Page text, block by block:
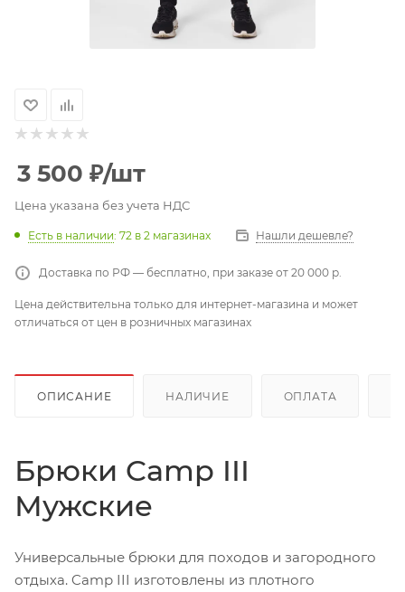
3 500 ₽/шт
Цена указана без учета НДС
Есть в наличии: 72 в 2 магазинах Нашли дешевле?
Доставка по РФ — бесплатно, при заказе от 20 000 р.
Цена действительна только для интернет-магазина и может
отличаться от цен в розничных магазинах
ОПИСАНИЕ НАЛИЧИЕ ОПЛАТА
Брюки Camp III
Мужские
Универсальные брюки для походов и загородного
отдыха. Camp III изготовлены из плотного